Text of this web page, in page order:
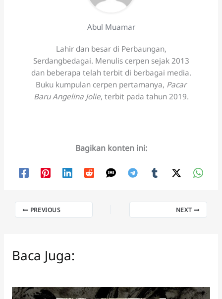
Abul Muamar
Lahir dan besar di Perbaungan,
Serdangbedagai. Menulis cerpen sejak 2013
dan beberapa telah terbit di berbagai media.
Buku kumpulan cerpen pertamanya, Pacar
Baru Angelina Jolie, terbit pada tahun 2019.
Bagikan konten ini:
PREVIOUS NEXT
Baca Juga: